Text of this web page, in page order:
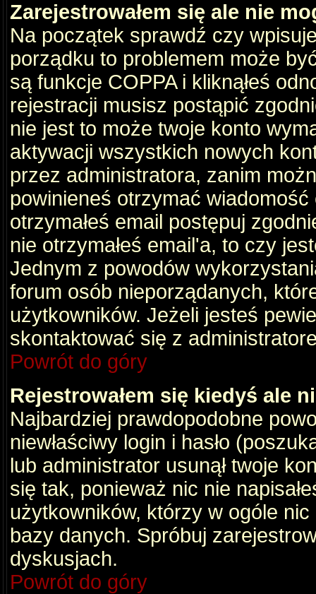
Zarejestrowałem się ale nie
Na początek sprawdź czy
porządku to problemem może
są funkcje COPPA i kliknąłeś
rejestracji musisz postąpić
nie jest to może twoje konto
aktywacji wszystkich nowych
przez administratora, zanim
powinieneś otrzymać
otrzymałeś email postępuj
nie otrzymałeś email'a, to czy
Jednym z powodów
forum osób nieporządanych,
użytkowników. Jeżeli jesteś
skontaktować się z
Powrót do góry
Rejestrowałem się kiedyś ale
Najbardziej prawdopodobne
niewłaściwy login i hasło
lub administrator usunął twoje
się tak, ponieważ nic nie
użytkowników, którzy w ogóle
bazy danych. Spróbuj
dyskusjach.
Powrót do góry